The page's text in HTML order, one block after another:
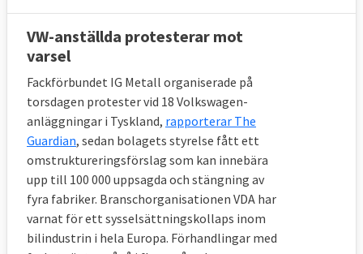
Arbetsmarknadens nationella parter, från
Sverige deltar åtta personer, finns också
representerade i Europeiska ekonomiska
och sociala kommittén,EESK. Den är ett
rådgivande organ till EU-kommissionen och
behandlar de flesta stora EU-frågor inom
sitt område.
Sedan finns alltid en möjlig och viktig
påverkan genom politiska kanaler för att nå
fram till den lagstiftande EU-makten:
regeringarna i ministerrådet och
VW-anställda protesterar mot
varsel
Fackförbundet IG Metall organiserade på
torsdagen protester vid 18 Volkswagen-
anläggningar i Tyskland, rapporterar The
Guardian, sedan bolagets styrelse fått ett
omstruktureringsförslag som kan innebära
upp till 100 000 uppsagda och stängning av
fyra fabriker. Branschorganisationen VDA har
varnat för ett sysselsättningskollaps inom
bilindustrin i hela Europa. Förhandlingar med